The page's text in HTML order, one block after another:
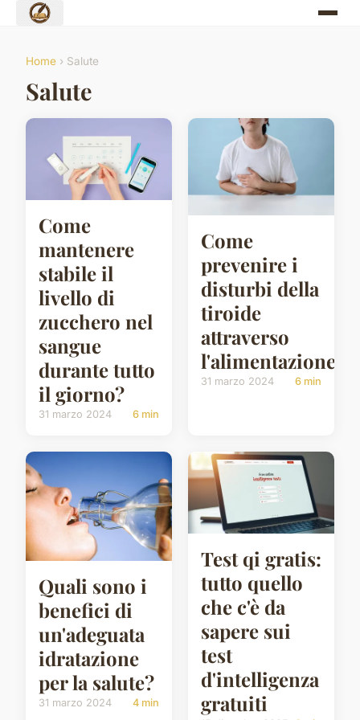
Home › Salute
Salute
Come
mantenere
stabile il
livello di
zucchero nel
sangue
durante tutto
il giorno?
31 marzo 2024 6 min
Come
prevenire i
disturbi della
tiroide
attraverso
l'alimentazione?
31 marzo 2024 6 min
Quali sono i
benefici di
un'adeguata
idratazione
per la salute?
31 marzo 2024 4 min
Test qi gratis:
tutto quello
che c'è da
sapere sui
test
d'intelligenza
gratuiti